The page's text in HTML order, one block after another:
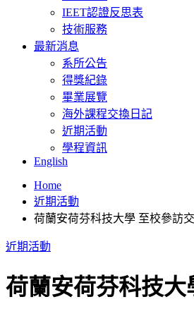
IEET認證反思表
技術服務
最新消息
系所公告
得獎紀錄
畢業展覽
海外課程交換日記
近期活動
學程資訊
English
Home
近期活動
荷蘭安荷芬科技大學 至校參訪
近期活動
荷蘭安荷芬科技